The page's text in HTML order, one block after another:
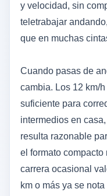
y velocidad, sin
teletrabajar
que en muchas
Cuando pasas de
cambia. Los 12 km/
suficiente para
intermedios en
resulta razonable
el formato
carrera ocasional
km o más ya se